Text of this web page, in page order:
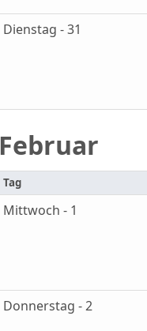
Dienstag - 31
Februar
Tag
Mittwoch - 1
Donnerstag - 2